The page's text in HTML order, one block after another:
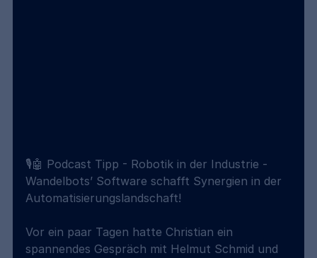
🎙️🤖 Podcast Tipp - Robotik in der Industrie -
Wandelbots’ Software schafft Synergien in der
Automatisierungslandschaft!
Vor ein paar Tagen hatte Christian ein
spannendes Gespräch mit Helmut Schmid und